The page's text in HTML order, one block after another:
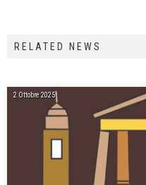
RELATED NEWS
2 Ottobre 2025